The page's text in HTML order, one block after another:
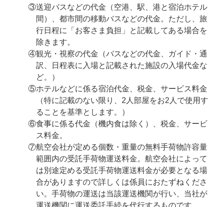
③送迎バスなどの代金（空港、駅、港と宿泊ホテル
間）、都市間の移動バスなどの代金。ただし、旅
行日程に「お客さま負担」と記載してある場合を
除きます。
④観光・視察の代金（バスなどの代金、ガイド・通
訳、日程表に入場と記載された施設の入場代金な
ど。）
⑤ホテルなどに係る宿泊代金、税金、サービス料金
（特に記載のない限り、2人部屋をお2人で使用す
ることを基準とします。）
⑥食事に係る代金（機内食は除く）、税金、サービ
ス料金。
⑦航空会社が定める個数・重量の無料手荷物許容量
範囲内の受託手荷物運送料金。航空会社によって
は別途定める受託手荷物運送料金が必要となる場
合がありますので詳しくは係員におたずねくださ
い。手荷物の運送は当該運送機関が行い、当社が
運送機関に運送委託手続を代行するものです。